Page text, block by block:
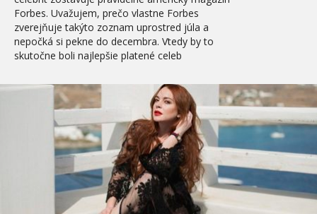
Forbes. Uvažujem, prečo vlastne Forbes
zverejňuje takýto zoznam uprostred júla a
nepočká si pekne do decembra. Vtedy by to
skutočne boli najlepšie platené celeb